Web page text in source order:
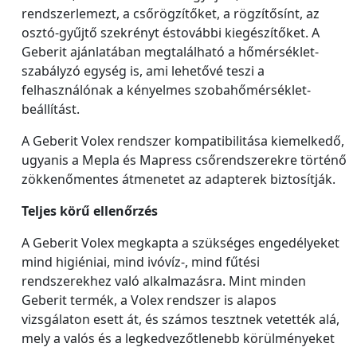
rendszerlemezt, a csőrögzítőket, a rögzítősínt, az
osztó-gyűjtő szekrényt éstovábbi kiegészítőket. A
Geberit ajánlatában megtalálható a hőmérséklet-
szabályzó egység is, ami lehetővé teszi a
felhasználónak a kényelmes szobahőmérséklet-
beállítást.
A Geberit Volex rendszer kompatibilitása kiemelkedő,
ugyanis a Mepla és Mapress csőrendszerekre történő
zökkenőmentes átmenetet az adapterek biztosítják.
Teljes körű ellenőrzés
A Geberit Volex megkapta a szükséges engedélyeket
mind higiéniai, mind ivóvíz-, mind fűtési
rendszerekhez való alkalmazásra. Mint minden
Geberit termék, a Volex rendszer is alapos
vizsgálaton esett át, és számos tesztnek vetették alá,
mely a valós és a legkedvezőtlenebb körülményeket